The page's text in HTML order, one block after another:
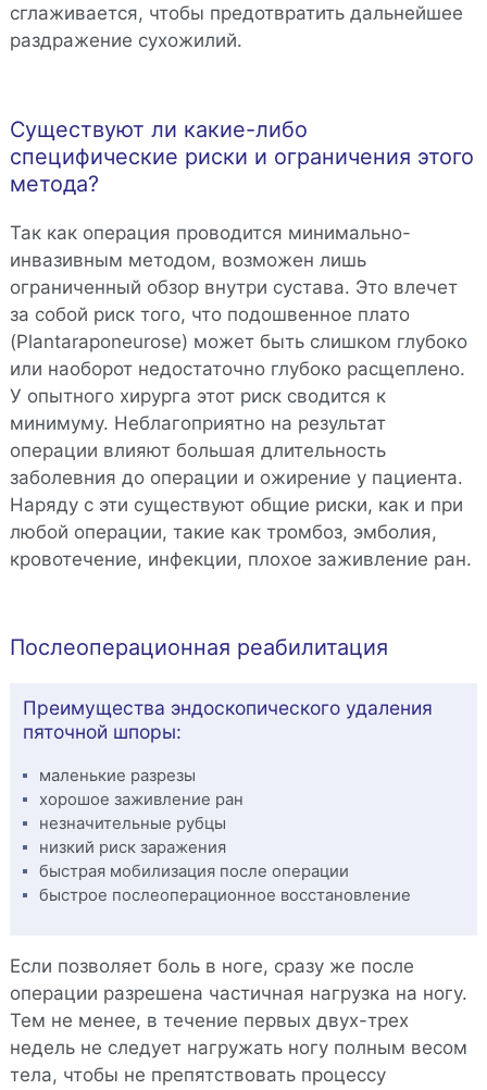
сглаживается, чтобы предотвратить дальнейшее
раздражение сухожилий.
Существуют ли какие-либо
специфические риски и ограничения этого
метода?
Так как операция проводится минимально-
инвазивным методом, возможен лишь
ограниченный обзор внутри сустава. Это влечет
за собой риск того, что подошвенное плато
(Plantaraponeurose) может быть слишком глубоко
или наоборот недостаточно глубоко расщеплено.
У опытного хирурга этот риск сводится к
минимуму. Неблагоприятно на результат
операции влияют большая длительность
заболевния до операции и ожирение у пациента.
Наряду с эти существуют общие риски, как и при
любой операции, такие как тромбоз, эмболия,
кровотечение, инфекции, плохое заживление ран.
Послеоперационная реабилитация
Преимущества эндоскопического удаления
пяточной шпоры:
маленькие разрезы
хорошое заживление ран
незначительные рубцы
низкий риск заражения
быстрая мобилизация после операции
быстрое послеоперационное восстановление
Если позволяет боль в ноге, сразу же после
операции разрешена частичная нагрузка на ногу.
Тем не менее, в течение первых двух-трех
недель не следует нагружать ногу полным весом
тела, чтобы не препятствовать процессу